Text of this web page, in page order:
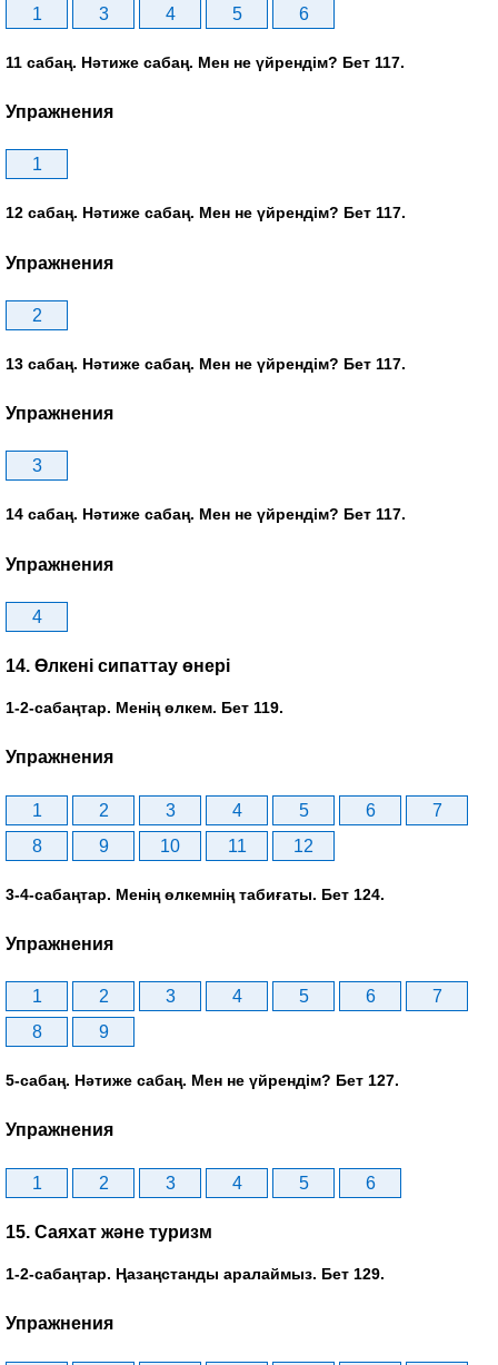
1 3 4 5 6
11 сабаң. Нәтиже сабаң. Мен не үйрендім? Бет 117.
Упражнения
1
12 сабаң. Нәтиже сабаң. Мен не үйрендім? Бет 117.
Упражнения
2
13 сабаң. Нәтиже сабаң. Мен не үйрендім? Бет 117.
Упражнения
3
14 сабаң. Нәтиже сабаң. Мен не үйрендім? Бет 117.
Упражнения
4
14. Өлкені сипаттау өнері
1-2-сабаңтар. Менің өлкем. Бет 119.
Упражнения
1 2 3 4 5 6
7
8
9 10 11 12
3-4-сабаңтар. Менің өлкемнің табиғаты. Бет 124.
Упражнения
1 2 3 4 5 6
7
8
9
5-сабаң. Нәтиже сабаң. Мен не үйрендім? Бет 127.
Упражнения
1 2 3 4 5 6
15. Саяхат және туризм
1-2-сабаңтар. Ңазаңстанды аралаймыз. Бет 129.
Упражнения